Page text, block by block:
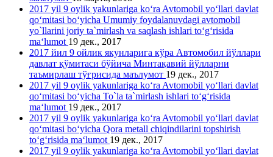
2017 yil 9 oylik yakunlariga ko‘ra Avtomobil yo‘llari davlat
qo‘mitasi bo‘yicha Umumiy foydalanuvdagi avtomobil
yo`llarini joriy ta`mirlash va saqlash ishlari to‘g‘risida
ma‘lumot 19 дек., 2017
2017 йил 9 ойлик якунларига кўра Автомобил йўллари
давлат қўмитаси бўйича Минтақавий йўлларни
таъмирлаш тўғрисида маълумот 19 дек., 2017
2017 yil 9 oylik yakunlariga ko‘ra Avtomobil yo‘llari davlat
qo‘mitasi bo‘yicha To`la ta`mirlash ishlari to‘g‘risida
ma‘lumot 19 дек., 2017
2017 yil 9 oylik yakunlariga ko‘ra Avtomobil yo‘llari davlat
qo‘mitasi bo‘yicha Qora metall chiqindilarini topshirish
to‘g‘risida ma‘lumot 19 дек., 2017
2017 yil 9 oylik yakunlariga ko‘ra Avtomobil yo‘llari davlat